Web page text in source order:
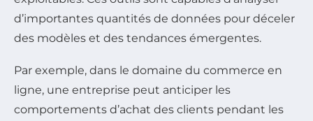
d’importantes quantités de données pour déceler
des modèles et des tendances émergentes.
Par exemple, dans le domaine du commerce en
ligne, une entreprise peut anticiper les
comportements d’achat des clients pendant les